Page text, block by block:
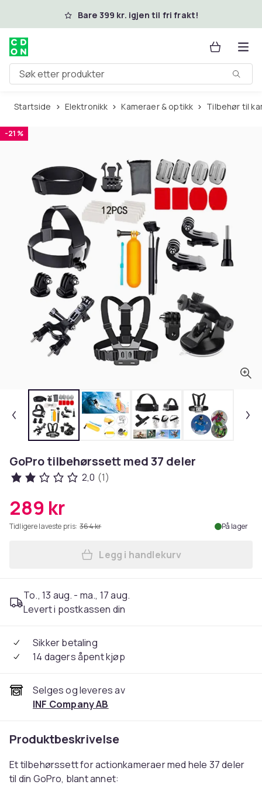
Hopp til hovedinnholdBare 399 kr. igjen til fri frakt!
Søk etter produkter
Startside Elektronikk Kameraer & optikk Tilbehør til
-21 %
GoPro tilbehørssett med 37 deler
2,0 (1)
289 kr
Tidligere laveste pris: 364 kr På lager
Legg GoPro tilbehørssett
Legg i handlekurv
To., 13 aug. - ma., 17 aug.
Levert i postkassen din
Sikker betaling
14 dagers åpent kjøp
Selges og leveres av
INF Company AB
Produktbeskrivelse
Et tilbehørssett for actionkameraer med hele 37 deler
til din GoPro, blant annet: